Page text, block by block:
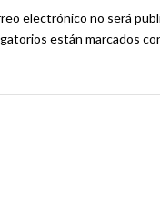
electrónico no será
están marcados